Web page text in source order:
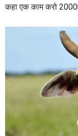
कहा एक काम करो